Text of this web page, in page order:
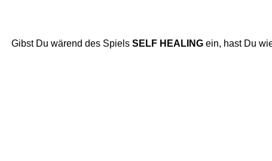
Gibst Du wärend des Spiels SELF HEALINGein, hast Du